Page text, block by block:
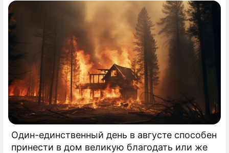
Один-единственный день в августе способен
принести в дом великую благодать или же